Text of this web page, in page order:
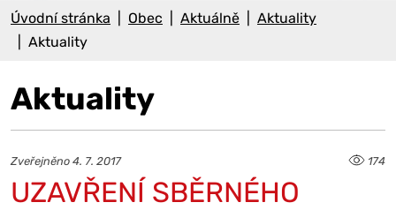
Úvodní stránka Obec Aktuálně
Aktuality
Aktuality
Aktuality
Zveřejněno 4. 7. 2017 174
UZAVŘENÍ SBĚRNÉHO